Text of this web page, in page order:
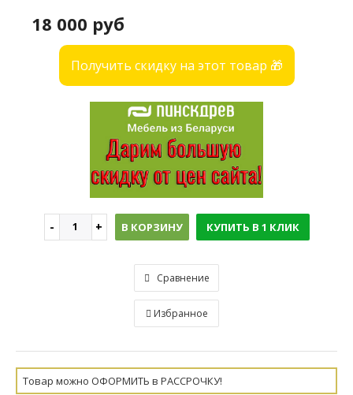
18 000 руб
Получить скидку на этот товар 🎁
В КОРЗИНУ КУПИТЬ В 1 КЛИК
Сравнение
Избранное
Товар можно ОФОРМИТЬ в РАССРОЧКУ!